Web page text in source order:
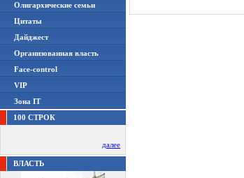
Олигархические семьи
Цитаты
Дайджест
Организованная власть
Face-control
VIP
Зона IT
100 СТРОК
далее
ВЛАСТЬ